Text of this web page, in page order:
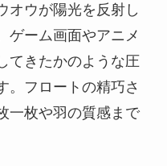
オウが陽光を反射し
ゲーム画面やアニメ
てきたかのような圧
。フロートの精巧さ
一枚や羽の質感まで